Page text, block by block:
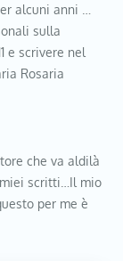
alcuni anni …
sulla
e scrivere nel
Rosaria
che va aldilà
scritti…Il mio
per me è